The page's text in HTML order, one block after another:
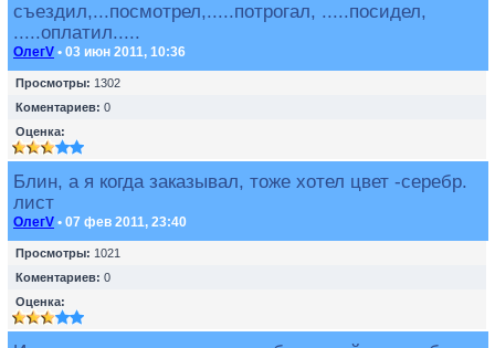
съездил,...посмотрел,.....потрогал, .....посидел,
.....оплатил.....
ОлегV • 03 июн 2011, 10:36
Просмотры: 1302
Коментариев: 0
Оценка:
Блин, а я когда заказывал, тоже хотел цвет -серебр.
лист
ОлегV • 07 фев 2011, 23:40
Просмотры: 1021
Коментариев: 0
Оценка: